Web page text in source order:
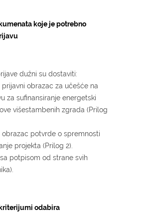
koje je potrebno
dužni su dostaviti:
obrazac za učešće na
za sufinansiranje energetski
višestambenih zgrada (Prilog
potvrde o spremnosti
projekta (Prilog 2).
potpisom od strane svih
odabira